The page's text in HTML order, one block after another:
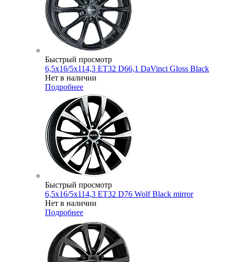
Быстрый просмотр
6,5x16/5x114,3 ET32 D66,1 DaVinci Gloss Black
Нет в наличии
Подробнее
Быстрый просмотр
6,5x16/5x114,3 ET32 D76 Wolf Black mirror
Нет в наличии
Подробнее